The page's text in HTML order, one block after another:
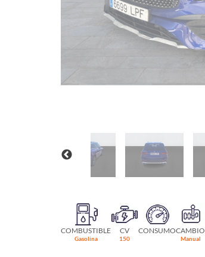
COMBUSTIBLE
Gasolina
CV
150
CONSUMOCAMBIO
Manual